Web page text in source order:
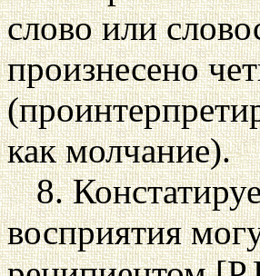
слово или
произнесено
как молчание).
8.
восприятия